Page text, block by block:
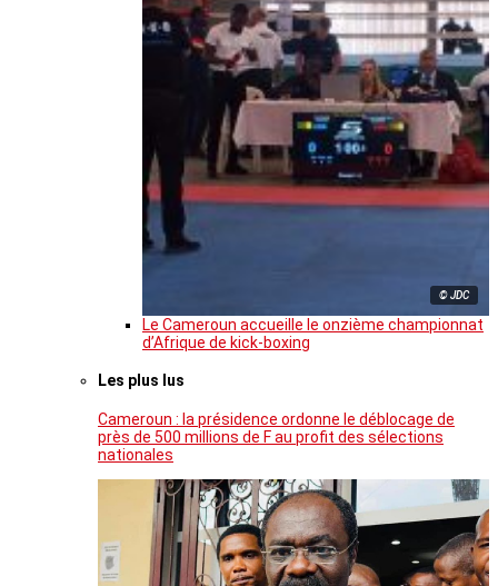
© JDC
Le Cameroun accueille le onzième championnat
d’Afrique de kick-boxing
Les plus lus
Cameroun : la présidence ordonne le déblocage de
près de 500 millions de F au profit des sélections
nationales